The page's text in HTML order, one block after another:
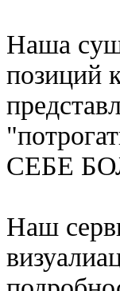
Наша
позиций
СЕБЕ
Наш